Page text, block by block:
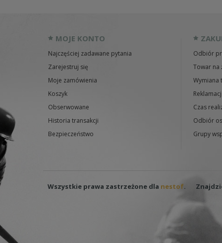
MOJE KONTO
Najczęściej zadawane pytania
Zarejestruj się
Moje zamówienia
Koszyk
Obserwowane
Historia transakcji
Bezpieczeństwo
Odbiór
Towar na
Wymiana
Czas
Odbiór
Grupy
Wszystkie prawa zastrzeżone dla nestof.